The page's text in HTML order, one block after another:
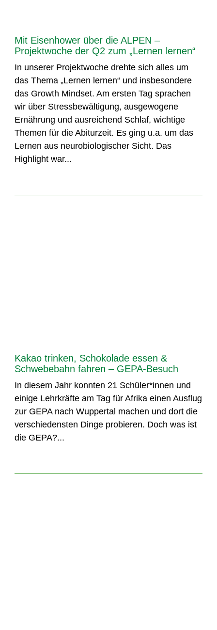
Mit Eisenhower über die ALPEN –
Projektwoche der Q2 zum „Lernen lernen“
In unserer Projektwoche drehte sich alles um
das Thema „Lernen lernen“ und insbesondere
das Growth Mindset. Am ersten Tag sprachen
wir über Stressbewältigung, ausgewogene
Ernährung und ausreichend Schlaf, wichtige
Themen für die Abiturzeit. Es ging u.a. um das
Lernen aus neurobiologischer Sicht. Das
Highlight war...
Kakao trinken, Schokolade essen &
Schwebebahn fahren – GEPA-Besuch
In diesem Jahr konnten 21 Schüler*innen und
einige Lehrkräfte am Tag für Afrika einen Ausflug
zur GEPA nach Wuppertal machen und dort die
verschiedensten Dinge probieren. Doch was ist
die GEPA?...